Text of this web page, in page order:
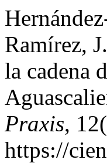
Ramírez,
la cadena
Praxis,
https://